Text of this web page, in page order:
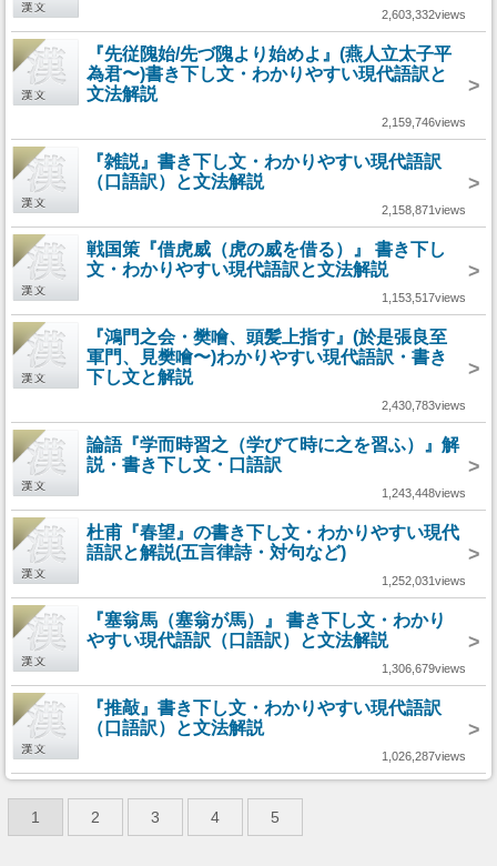
2,603,332views
『先従隗始/先づ隗より始めよ』(燕人立太子平
為君〜)書き下し文・わかりやすい現代語訳と
文法解説
>
2,159,746views
『雑説』書き下し文・わかりやすい現代語訳
（口語訳）と文法解説
>
2,158,871views
戦国策『借虎威（虎の威を借る）』 書き下し
文・わかりやすい現代語訳と文法解説
>
1,153,517views
『鴻門之会・樊噲、頭髪上指す』(於是張良至
軍門、見樊噲〜)わかりやすい現代語訳・書き
下し文と解説
>
2,430,783views
論語『学而時習之（学びて時に之を習ふ）』解
説・書き下し文・口語訳
>
1,243,448views
杜甫『春望』の書き下し文・わかりやすい現代
語訳と解説(五言律詩・対句など)
>
1,252,031views
『塞翁馬（塞翁が馬）』 書き下し文・わかり
やすい現代語訳（口語訳）と文法解説
>
1,306,679views
『推敲』書き下し文・わかりやすい現代語訳
（口語訳）と文法解説
>
1,026,287views
1 2 3 4 5